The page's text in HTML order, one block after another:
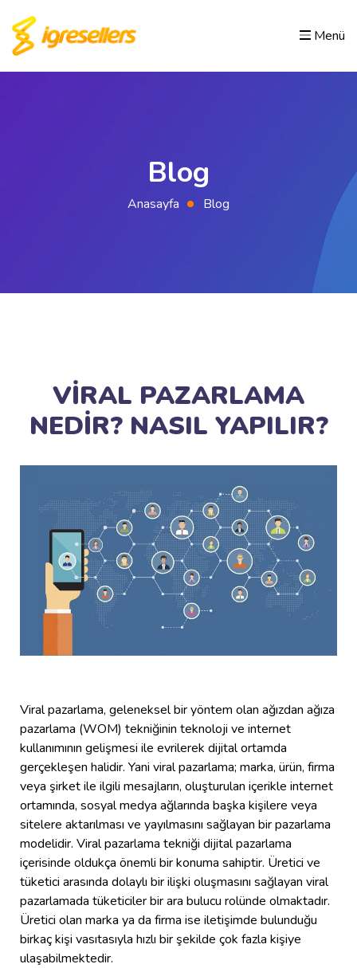
Menü
Blog
Anasayfa Blog
VİRAL PAZARLAMA
NEDİR? NASIL YAPILIR?
Viral pazarlama, geleneksel bir yöntem olan ağızdan ağıza
pazarlama (WOM) tekniğinin teknoloji ve internet
kullanımının gelişmesi ile evrilerek dijital ortamda
gerçekleşen halidir. Yani viral pazarlama; marka, ürün, firma
veya şirket ile ilgili mesajların, oluşturulan içerikle internet
ortamında, sosyal medya ağlarında başka kişilere veya
sitelere aktarılması ve yayılmasını sağlayan bir pazarlama
modelidir. Viral pazarlama tekniği dijital pazarlama
içerisinde oldukça önemli bir konuma sahiptir. Üretici ve
tüketici arasında dolaylı bir ilişki oluşmasını sağlayan viral
pazarlamada tüketiciler bir ara bulucu rolünde olmaktadır.
Üretici olan marka ya da firma ise iletişimde bulunduğu
birkaç kişi vasıtasıyla hızlı bir şekilde çok fazla kişiye
ulaşabilmektedir.